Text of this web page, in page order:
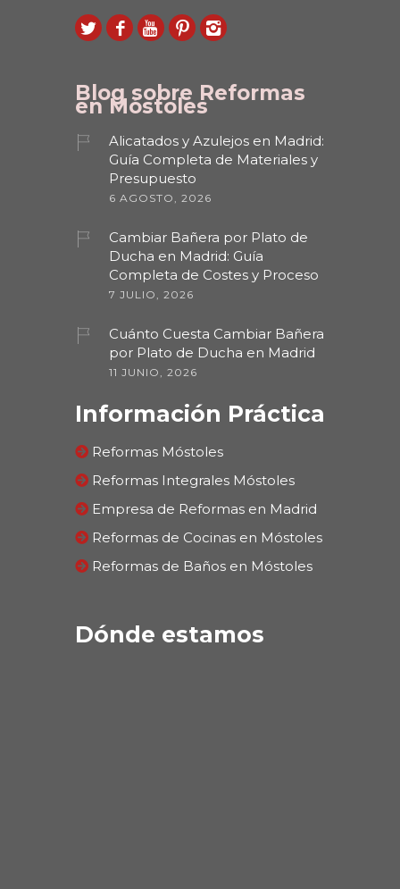
Blog sobre Reformas
en Móstoles
Alicatados y Azulejos en Madrid:
Guía Completa de Materiales y
Presupuesto
6 AGOSTO, 2026
Cambiar Bañera por Plato de
Ducha en Madrid: Guía
Completa de Costes y Proceso
7 JULIO, 2026
Cuánto Cuesta Cambiar Bañera
por Plato de Ducha en Madrid
11 JUNIO, 2026
Información Práctica
Reformas Móstoles
Reformas Integrales Móstoles
Empresa de Reformas en Madrid
Reformas de Cocinas en Móstoles
Reformas de Baños en Móstoles
Dónde estamos